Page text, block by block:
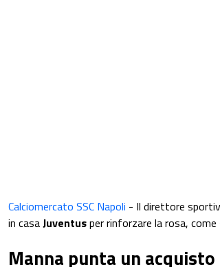
Calciomercato SSC Napoli - Il direttore
in casaJuventusper rinforzare la rosa, come
Manna punta un acquisto